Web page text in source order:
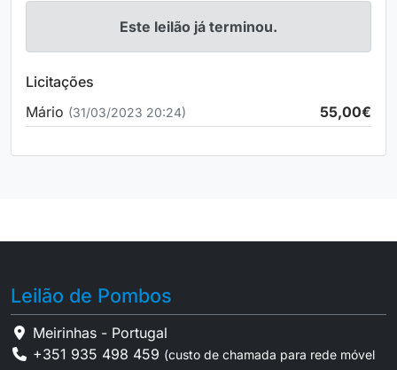
Este leilão já terminou.
Licitações
Mário (31/03/2023 20:24) 55,00€
Leilão de Pombos
Meirinhas - Portugal
+351 935 498 459 (custo de chamada para rede móvel